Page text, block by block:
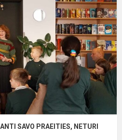
SAVO PRAEITIES, NETURI